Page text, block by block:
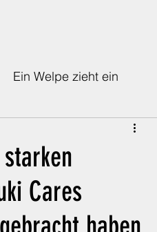
Ein Welpe zieht ein
Für den Notfall
Cares